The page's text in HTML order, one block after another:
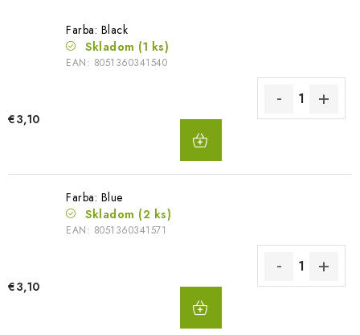
Farba: Black
Skladom (1 ks)
EAN: 8051360341540
€3,10
Farba: Blue
Skladom (2 ks)
EAN: 8051360341571
€3,10